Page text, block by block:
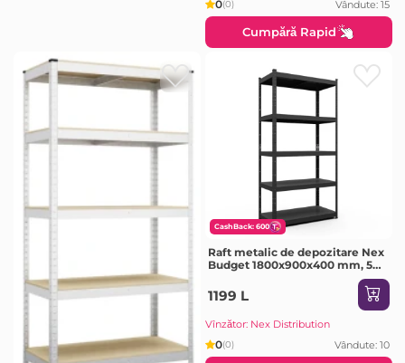
0(0) Vândute: 15
Cumpără Rapid
CashBack: 600
Raft metalic de depozitare Nex
Budget 1800x900x400 mm, 5
1199 L
Vînzător: Nex Distribution
0(0) Vândute: 10